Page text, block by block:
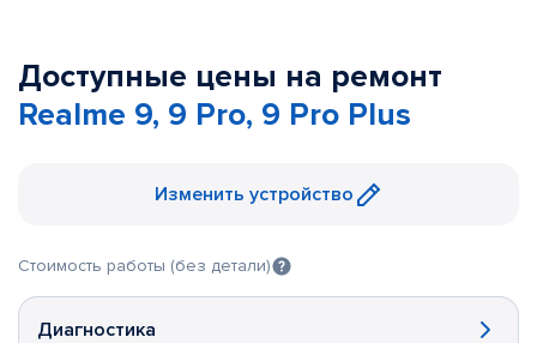
Доступные цены на ремонт
Realme 9, 9 Pro, 9 Pro Plus
Изменить устройство
Стоимость работы (без детали)
Диагностика